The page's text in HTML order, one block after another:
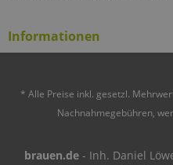
Informationen
* Alle Preise inkl. gesetzl.
Nachnahmegebühren,
brauen.de- Inh. Daniel